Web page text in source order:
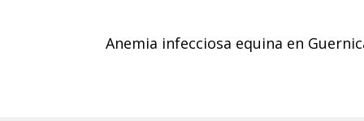
Anemia infecciosa equina en